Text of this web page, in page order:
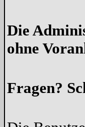
Die
ohne
Fragen?